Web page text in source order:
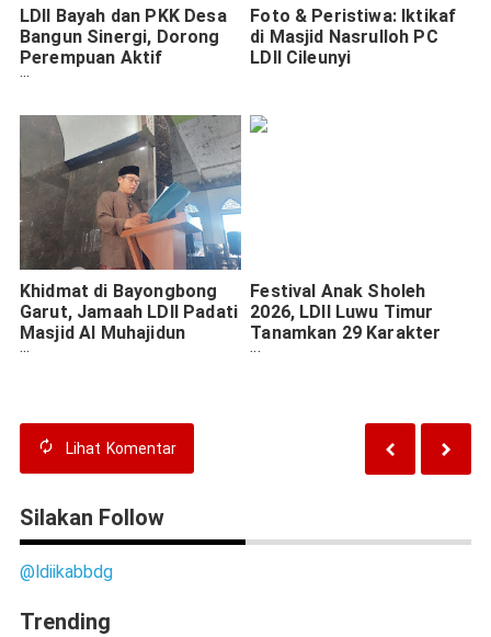
LDII Bayah dan PKK Desa
Bangun Sinergi, Dorong
Perempuan Aktif
Berkarya untuk
Foto & Peristiwa: Iktikaf
di Masjid Nasrulloh PC
LDII Cileunyi
Khidmat di Bayongbong
Garut, Jamaah LDII Padati
Masjid Al Muhajidun
Rayakan Idul Fitri 1447 H
Festival Anak Sholeh
2026, LDII Luwu Timur
Tanamkan 29 Karakter
Luhur untuk Generasi
Lihat Komentar
Silakan Follow
@ldiikabbdg
Trending